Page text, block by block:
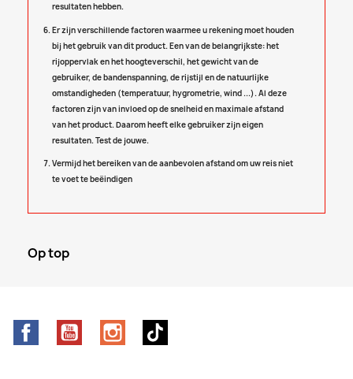
resultaten hebben.
Er zijn verschillende factoren waarmee u rekening moet houden
bij het gebruik van dit product. Een van de belangrijkste: het
rijoppervlak en het hoogteverschil, het gewicht van de
gebruiker, de bandenspanning, de rijstijl en de natuurlijke
omstandigheden (temperatuur, hygrometrie, wind ...). Al deze
factoren zijn van invloed op de snelheid en maximale afstand
van het product. Daarom heeft elke gebruiker zijn eigen
resultaten. Test de jouwe.
Vermijd het bereiken van de aanbevolen afstand om uw reis niet
te voet te beëindigen
Op top
FacebookYouTube Instagram